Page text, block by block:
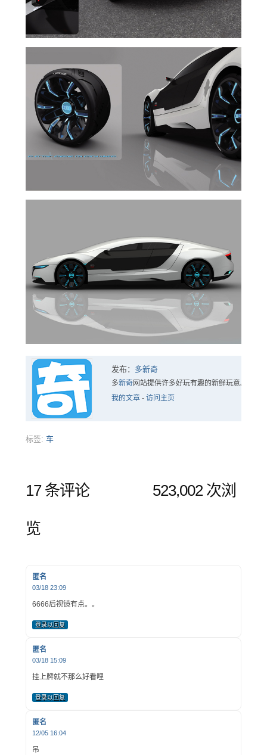
发布： 多新奇
多新奇网站提供许多好玩有趣的新鲜玩意。
我的文章- 访问主页
标签: 车
17 条评论 523,002 次浏
览
匿名
03/18 23:09
6666后视镜有点。。
登录以回复
匿名
03/18 15:09
挂上牌就不那么好看哩
登录以回复
匿名
12/05 16:04
吊